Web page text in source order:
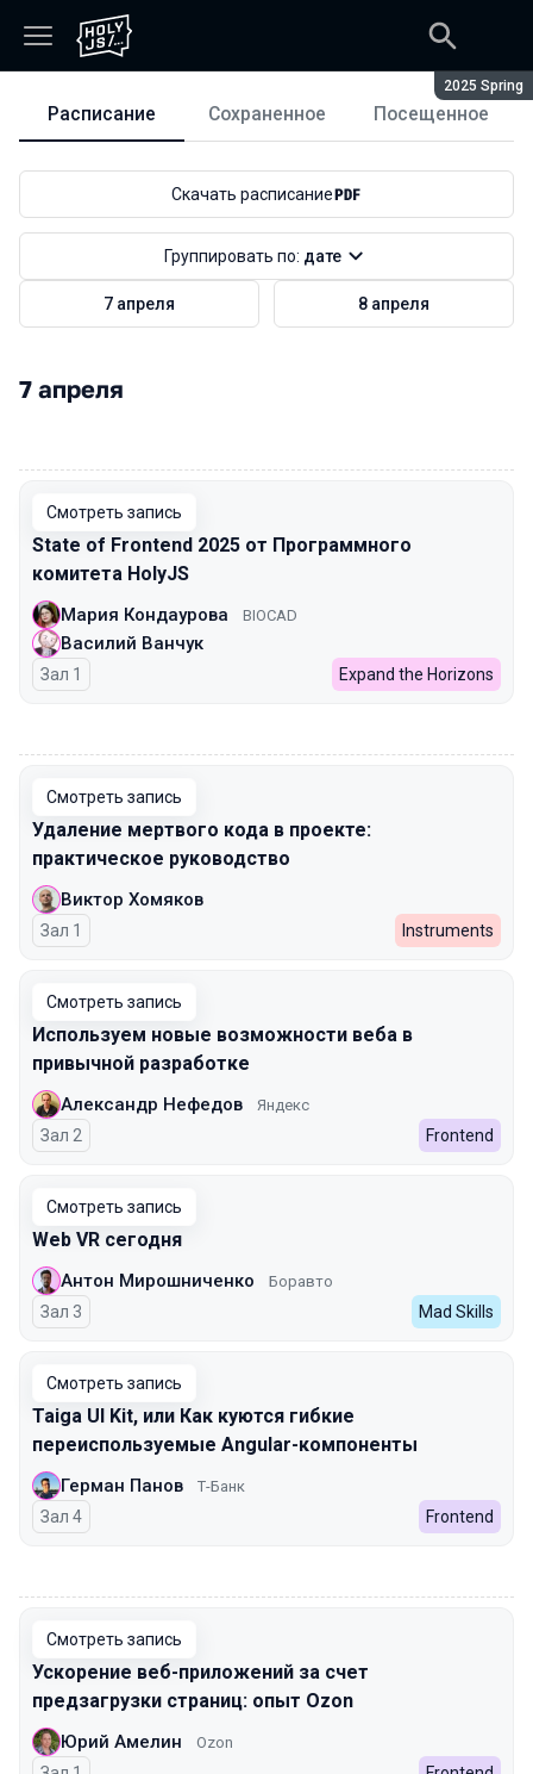
Сезон:
2025 Spring
Расписание
Расписание Сохраненное Посещенное
7 апреля 8 апреля
Скачать расписание
Группировать по: дате
7 апреля
Смотреть запись
State of Frontend 2025 от Программного
комитета HolyJS
Мария Кондаурова BIOCAD
Василий Ванчук
Зал 1 Expand the Horizons
Смотреть запись
Удаление мертвого кода в проекте:
практическое руководство
Виктор Хомяков
Зал 1 Instruments
Смотреть запись
Используем новые возможности веба в
привычной разработке
Александр Нефедов Яндекс
Зал 2 Frontend
Смотреть запись
Web VR сегодня
Антон Мирошниченко Боравто
Зал 3 Mad Skills
Смотреть запись
Taiga UI Kit, или Как куются гибкие
переиспользуемые Angular-компоненты
Герман Панов Т-Банк
Зал 4 Frontend
Смотреть запись
Ускорение веб-приложений за счет
предзагрузки страниц: опыт Ozon
Юрий Амелин Ozon